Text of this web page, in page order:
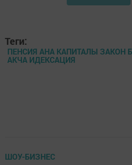
Теги:
ПЕНСИЯ АНА КАПИТАЛЫ ЗАКОН
АКЧА ИДЕКСАЦИЯ
ШОУ-БИЗНЕС